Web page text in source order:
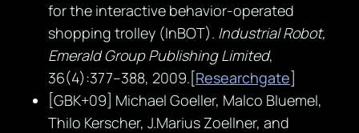
for the interactive behavior-operated
shopping trolley (InBOT). Industrial Robot,
Emerald Group Publishing Limited,
36(4):377–388, 2009.[Researchgate]
[GBK+09] Michael Goeller, Malco Bluemel,
Thilo Kerscher, J.Marius Zoellner, and